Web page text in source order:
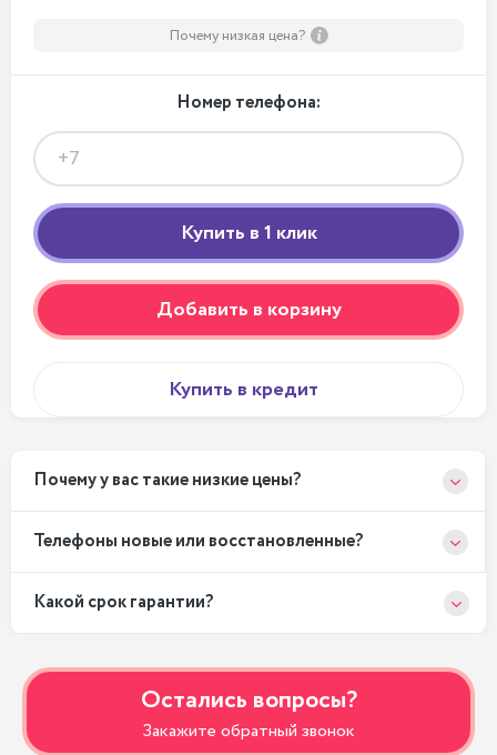
Почему низкая цена?
Номер телефона:
Добавить в корзину
Купить в кредит
Почему у вас такие низкие цены?
Телефоны новые или восстановленные?
Какой срок гарантии?
Остались вопросы?
Закажите обратный звонок